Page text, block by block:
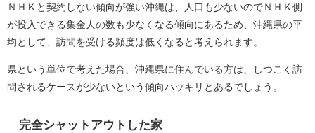
ＮＨＫと契約しない傾向が強い沖縄は、人口も少ないのでＮＨＫ側
が投入できる集金人の数も少なくなる傾向にあるため、沖縄県の平
均として、訪問を受ける頻度は低くなると考えられます。
県という単位で考えた場合、沖縄県に住んでいる方は、しつこく訪
問されるケースが少ないという傾向ハッキリとあるでしょう。
完全シャットアウトした家